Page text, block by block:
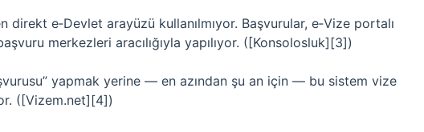
e‑Devlet arayüzü kullanılmıyor. Başvurular, e‑Vize portalı
merkezleri aracılığıyla yapılıyor. ([Konsolosluk][3])
yapmak yerine — en azından şu an için — bu sistem vize
([Vizem.net][4])